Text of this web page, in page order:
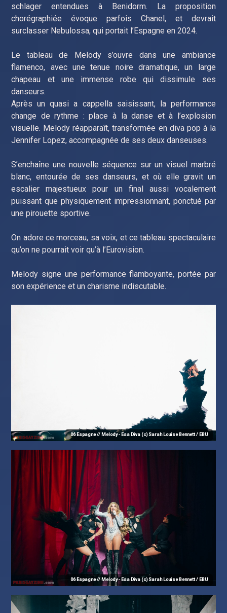
schlager entendues à Benidorm. La proposition
chorégraphiée évoque parfois Chanel, et devrait
surclasser Nebulossa, qui portait l’Espagne en 2024.
Le tableau de Melody s’ouvre dans une ambiance
flamenco, avec une tenue noire dramatique, un large
chapeau et une immense robe qui dissimule ses
danseurs.
Après un quasi a cappella saisissant, la performance
change de rythme : place à la danse et à l’explosion
visuelle. Melody réapparaît, transformée en diva pop à la
Jennifer Lopez, accompagnée de ses deux danseuses.
S’enchaîne une nouvelle séquence sur un visuel marbré
blanc, entourée de ses danseurs, et où elle gravit un
escalier majestueux pour un final aussi vocalement
puissant que physiquement impressionnant, ponctué par
une pirouette sportive.
On adore ce morceau, sa voix, et ce tableau spectaculaire
qu’on ne pourrait voir qu’à l’Eurovision.
Melody signe une performance flamboyante, portée par
son expérience et un charisme indiscutable.
06 Espagne // Melody - Esa Diva (c) Sarah Louise Bennett / EBU
06 Espagne // Melody - Esa Diva (c) Sarah Louise Bennett / EBU